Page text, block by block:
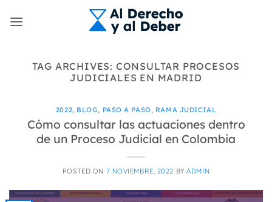
TAG ARCHIVES: CONSULTAR PROCESOS
JUDICIALES EN MADRID
2022, BLOG, PASO A PASO, RAMA JUDICIAL
Cómo consultar las actuaciones dentro
de un Proceso Judicial en Colombia
POSTED ON 7 NOVIEMBRE, 2022 BYADMIN